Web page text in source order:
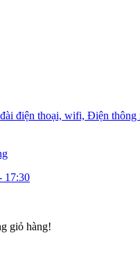
17:30
giỏ hàng!